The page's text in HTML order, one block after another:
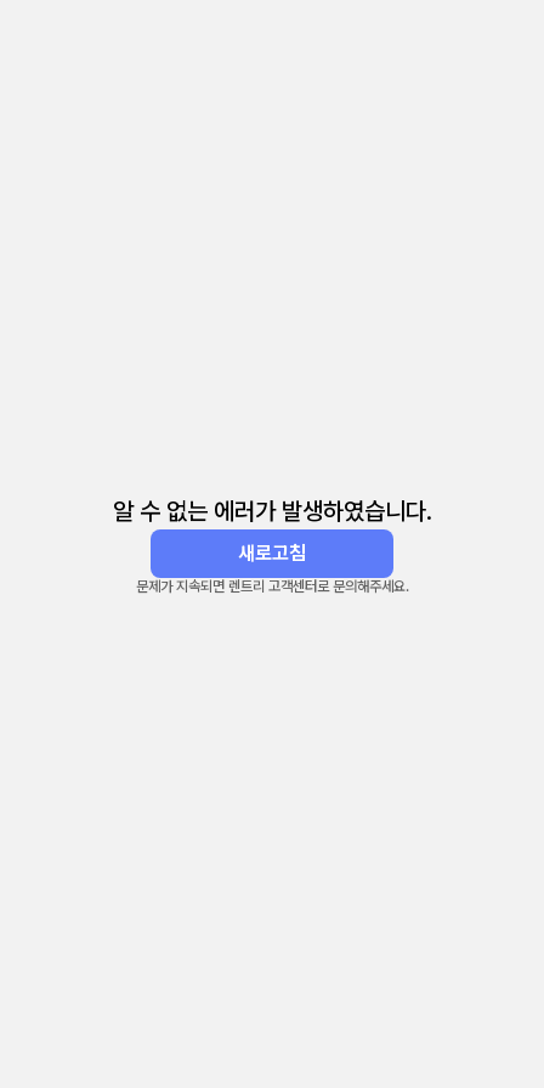
알 수 없는 에러가 발생하였습니다.
새로고침
문제가 지속되면 렌트리 고객센터로 문의해주세요.